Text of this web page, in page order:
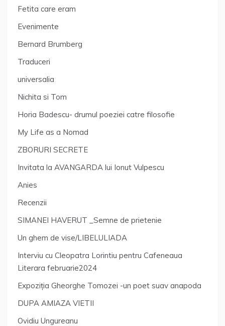
Fetita care eram
Evenimente
Bernard Brumberg
Traduceri
universalia
Nichita si Tom
Horia Badescu- drumul poeziei catre filosofie
My Life as a Nomad
ZBORURI SECRETE
Invitata la AVANGARDA lui Ionut Vulpescu
Anies
Recenzii
SIMANEI HAVERUT _Semne de prietenie
Un ghem de vise/LIBELULIADA
Interviu cu Cleopatra Lorintiu pentru Cafeneaua
Literara februarie2024
Expoziția Gheorghe Tomozei -un poet suav anapoda
DUPA AMIAZA VIETII
Ovidiu Ungureanu